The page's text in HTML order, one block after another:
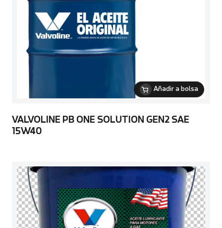
Añadir a bolsa
VALVOLINE PB ONE SOLUTION GEN2 SAE
15W40